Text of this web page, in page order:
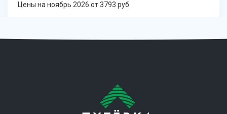
Цены на ноябрь 2026 от 3793 руб